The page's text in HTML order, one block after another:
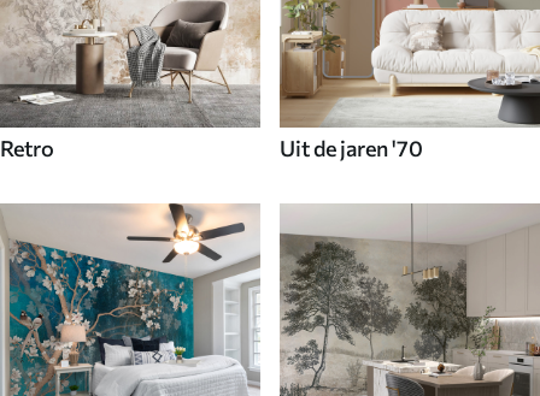
Retro Uit de jaren '70